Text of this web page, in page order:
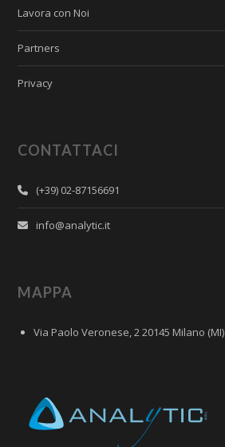
Lavora con Noi
Partners
Privacy
CONTATTACI
(+39) 02-87156691
info@analytic.it
MAPPA
Via Paolo Veronese, 2 20145 Milano (MI)